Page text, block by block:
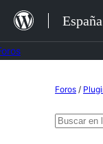
Saltar
contenido
España
Foros /
Buscar: